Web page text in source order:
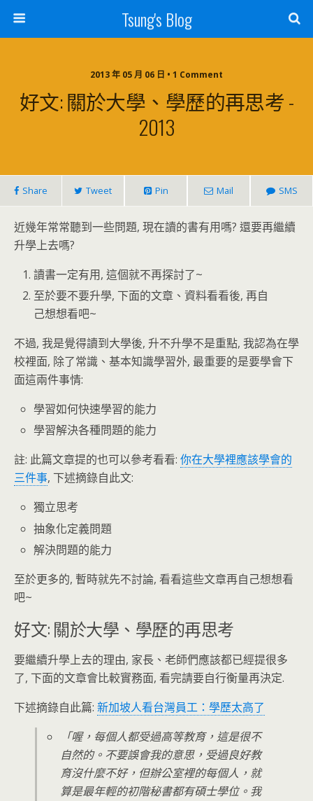
Tsung's Blog
2013 年 05 月 06 日 • 1 Comment
好文: 關於大學、學歷的再思考 -
2013
Share Tweet Pin Mail SMS
近幾年常常聽到一些問題, 現在讀的書有用嗎? 還要再繼續
升學上去嗎?
讀書一定有用, 這個就不再探討了~
至於要不要升學, 下面的文章、資料看看後, 再自
己想想看吧~
不過, 我是覺得讀到大學後, 升不升學不是重點, 我認為在學
校裡面, 除了常識、基本知識學習外, 最重要的是要學會下
面這兩件事情:
學習如何快速學習的能力
學習解決各種問題的能力
註: 此篇文章提的也可以參考看看: 你在大學裡應該學會的
三件事, 下述摘錄自此文:
獨立思考
抽象化定義問題
解決問題的能力
至於更多的, 暫時就先不討論, 看看這些文章再自己想想看
吧~
好文: 關於大學、學歷的再思考
要繼續升學上去的理由, 家長、老師們應該都已經提很多
了, 下面的文章會比較實務面, 看完請要自行衡量再決定.
下述摘錄自此篇: 新加坡人看台灣員工：學歷太高了
「喔，每個人都受過高等教育，這是很不
自然的。不要誤會我的意思，受過良好教
育沒什麼不好，但辦公室裡的每個人，就
算是最年輕的初階秘書都有碩士學位。我